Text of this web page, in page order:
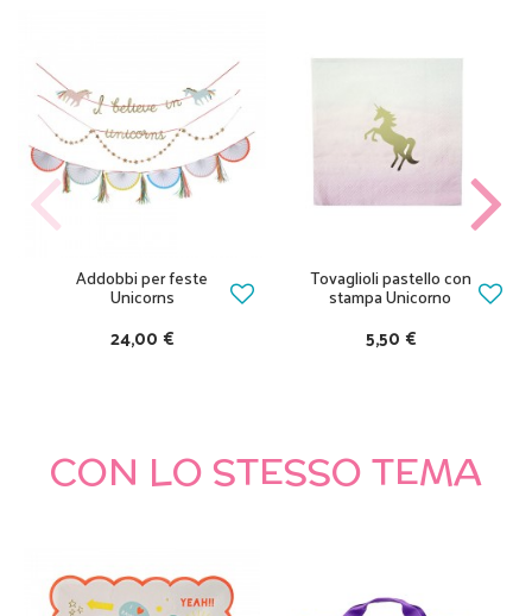
Addobbi per feste
Unicorns
24,00 €
Tovaglioli pastello con
stampa Unicorno
5,50 €
CON LO STESSO TEMA